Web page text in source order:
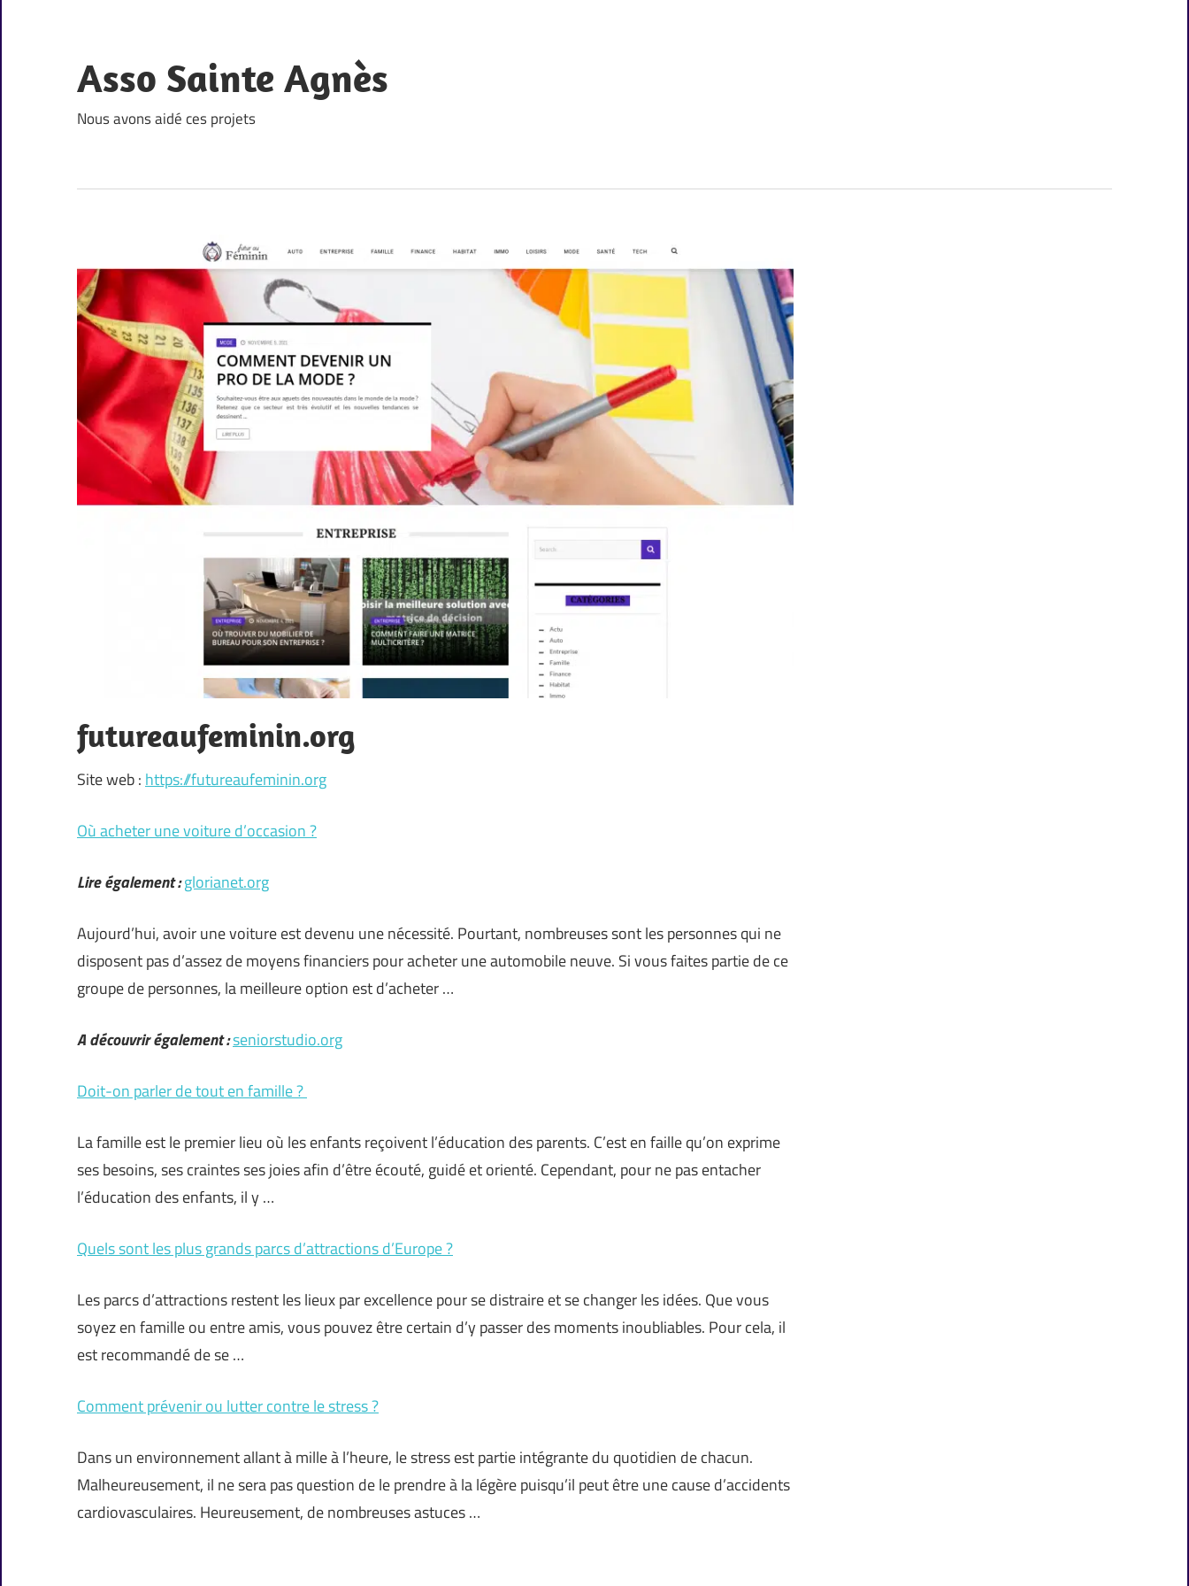
content
Asso Sainte Agnès
Nous avons aidé ces projets
futureaufeminin.org
Site web : https://futureaufeminin.org
Où acheter une voiture d’occasion ?
Lire également :glorianet.org
Aujourd’hui, avoir une voiture est devenu une nécessité. Pourtant, nombreuses sont les personnes qui ne
disposent pas d’assez de moyens financiers pour acheter une automobile neuve. Si vous faites partie de ce
groupe de personnes, la meilleure option est d’acheter …
A découvrir également :seniorstudio.org
Doit-on parler de tout en famille ?
La famille est le premier lieu où les enfants reçoivent l’éducation des parents. C’est en faille qu’on exprime
ses besoins, ses craintes ses joies afin d’être écouté, guidé et orienté. Cependant, pour ne pas entacher
l’éducation des enfants, il y …
Quels sont les plus grands parcs d’attractions d’Europe ?
Les parcs d’attractions restent les lieux par excellence pour se distraire et se changer les idées. Que vous
soyez en famille ou entre amis, vous pouvez être certain d’y passer des moments inoubliables. Pour cela, il
est recommandé de se …
Comment prévenir ou lutter contre le stress ?
Dans un environnement allant à mille à l’heure, le stress est partie intégrante du quotidien de chacun.
Malheureusement, il ne sera pas question de le prendre à la légère puisqu’il peut être une cause d’accidents
cardiovasculaires. Heureusement, de nombreuses astuces …